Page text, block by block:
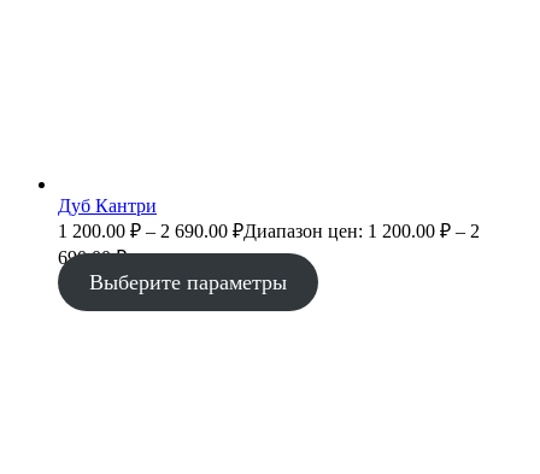
Дуб Кантри
1 200.00 ₽ – 2 690.00 ₽Диапазон цен: 1 200.00 ₽ – 2
690.00 ₽
Выберите параметры